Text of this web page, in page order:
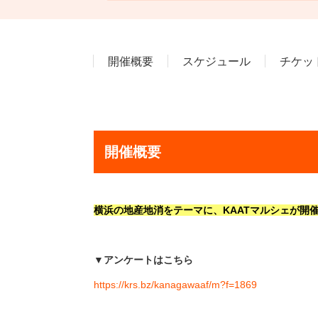
開催概要 スケジュール チケッ
開催概要
横浜の地産地消をテーマに、KAATマルシェが開
▼アンケートはこちら
https://krs.bz/kanagawaaf/m?f=1869